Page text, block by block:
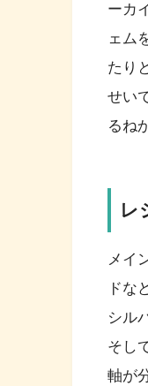
ーカ
ェム
たり
せい
るね
レ
メイ
ドな
シル
そし
軸が